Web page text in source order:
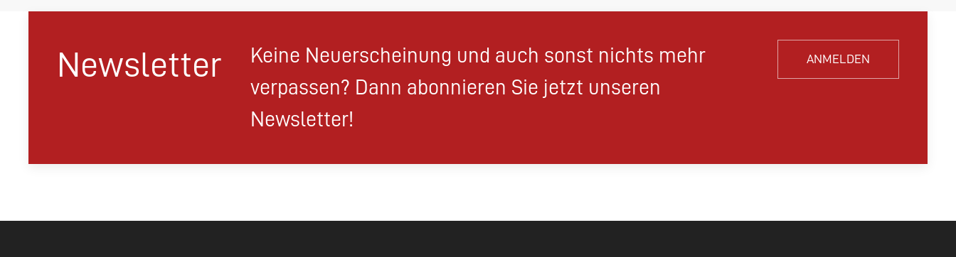
Newsletter
Keine Neuerscheinung und auch sonst nichts mehr
verpassen? Dann abonnieren Sie jetzt unseren
Newsletter!
ANMELDEN